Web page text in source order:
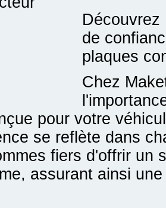
Découvrez
de
plaques
Chez
pour votre
se reflète dans
fiers d'offrir un
assurant ainsi